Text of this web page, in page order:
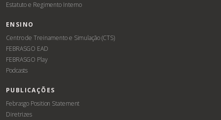
Estatuto e Regimento Interno
ENSINO
Centro de Treinamento e Simulação (CTS)
FEBRASGO EAD
FEBRASGO Play
Podcasts
PUBLICAÇÕES
Febrasgo Position Statement
Diretrizes